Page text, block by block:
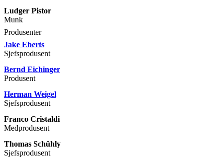
Ludger Pistor
Munk
Produsenter
Jake Eberts
Sjefsprodusent
Bernd Eichinger
Produsent
Herman Weigel
Sjefsprodusent
Franco Cristaldi
Medprodusent
Thomas Schühly
Sjefsprodusent